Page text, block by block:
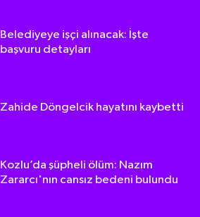
Belediyeye işçi alınacak: İşte
başvuru detayları
Zahide Döngelcik hayatını kaybetti
Kozlu’da şüpheli ölüm: Nazım
Zararcı'nın cansız bedeni bulundu